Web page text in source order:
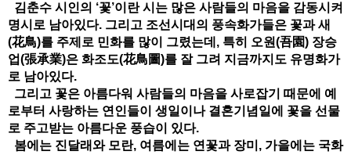
김춘수 시인의 ‘꽃’이란 시는 많은 사람들의 마음을 감동시켜
명시로 남아있다. 그리고 조선시대의 풍속화가들은 꽃과 새
(花鳥)를 주제로 민화를 많이 그렸는데, 특히 오원(吾園) 장승
업(張承業)은 화조도(花鳥圖)를 잘 그려 지금까지도 유명화가
로 남아있다.
그리고 꽃은 아름다워 사람들의 마음을 사로잡기 때문에 예
로부터 사랑하는 연인들이 생일이나 결혼기념일에 꽃을 선물
로 주고받는 아름다운 풍습이 있다.
봄에는 진달래와 모란, 여름에는 연꽃과 장미, 가을에는 국화